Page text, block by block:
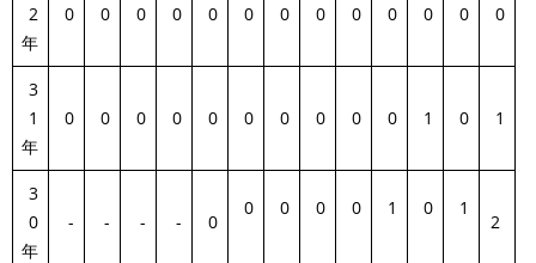
2
年
0 0 0 0 0 0 0 0 0 0 0 0 0
3
1
年
0 0 0 0 0 0 0 0 0 0 1 0 1
3
0
年
- - - - 0
0 0 0 0 1 0 1
2